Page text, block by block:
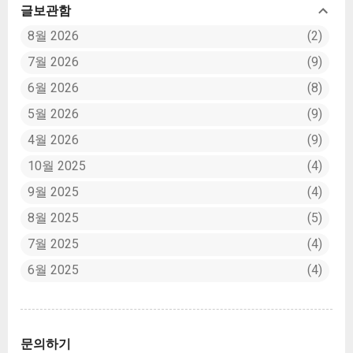
글보관함
8월 2026
2
7월 2026
9
6월 2026
8
5월 2026
9
4월 2026
9
10월 2025
4
9월 2025
4
8월 2025
5
7월 2025
4
6월 2025
4
문의하기